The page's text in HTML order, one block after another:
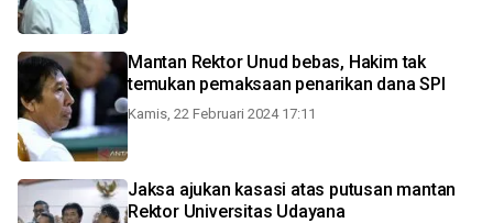
Mantan Rektor Unud bebas, Hakim tak
temukan pemaksaan penarikan dana SPI
Kamis, 22 Februari 2024 17:11
Jaksa ajukan kasasi atas putusan mantan
Rektor Universitas Udayana